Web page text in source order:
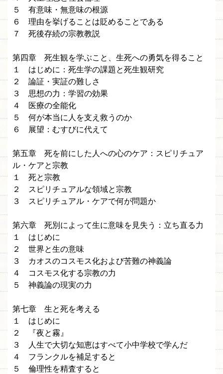
５ 有意味・無意味の根源
６ 理由を挙げることは貶めることである
７ 死後存続の宗教教説
第四章 死生観を学ぶこと、生死への勇気を得ること
１ はじめに：死生学の課題と死生観研究
２ 論証・実証の難しさ
３ 思想の力：学習の効果
４ 医療の全能化
５ 何が本当に人を支え救うのか
６ 展望：むすびに代えて
第五章 死を前にした人への心のケア：スピリチュア
ル・ケアと宗教
１ 死と宗教
２ スピリチュアルな領域と宗教
３ スピリチュアル・ケアで何が問題か
第六章 死別によって生に意味を見失う：立ち直る力
１ はじめに
２ 世界と生の意味
３ カオスのコスモス化および苦難の神義論
４ コスモス化する宗教の力
５ 神義論の現実の力
第七章 生と死を考える
１ はじめに
２ 『夜と霧』
３ 人生で大切な知恵はすべて小中学校で学んだ
４ フランクルを補足すると
５ 倫理性を精査すると